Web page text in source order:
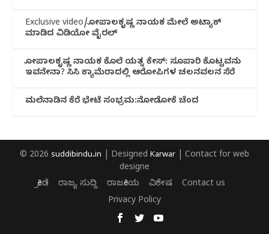
Exclusive video/ಗೋಪಾಲಕೃಷ್ಣ ನಾಯಕ ಮೇಲೆ ಅಟ್ಯಾಕ್
ಮಾಡಿದ ವಿಡಿಯೋ ವೈರಲ್
ಗೋಪಾಲಕೃಷ್ಣ ನಾಯಕ ಕೊಲೆ ಯತ್ನ ಕೇಸ್: ಸೂಪಾರಿ ಕೊಟ್ಟವನು
ಇವನೇನಾ? ಸಿಸಿ ಕ್ಯಾಮೆರಾದಲ್ಲಿ ಆರೋಪಿಗಳ ಚಲನವಲನ ಸೆರೆ
ಮಲೆನಾಡಿ‌ನ ಕೆರೆ ಭೇಟೆ ಸಂಭ್ರಮ:ನೋಡೋಕೆ ಚೆಂದ
© 2026 suddibindu.in | Designed Karwar | Contact for web
designe
ಕ್ರೀಡೆ
ರಾಜ್ಯ ಸುದ್ದಿ ರಾಜಕೀಯ ವಿಶೇಷ
Contact us
Privacy Policy